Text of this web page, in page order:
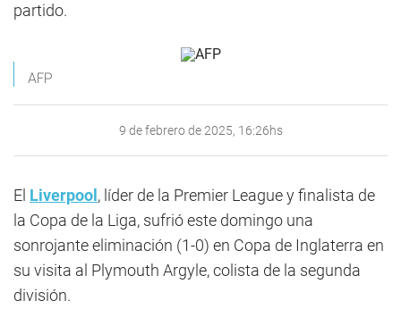
partido.
AFP
9 de febrero de 2025, 16:26hs
El Liverpool , líder de la Premier League y finalista de
la Copa de la Liga, sufrió este domingo una
sonrojante eliminación (1-0) en Copa de Inglaterra en
su visita al Plymouth Argyle, colista de la segunda
división.